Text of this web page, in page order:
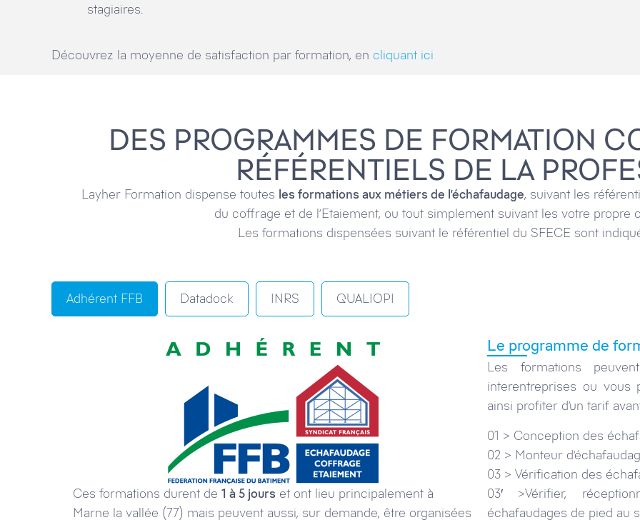
stagiaires.
Découvrez la moyenne de satisfaction par formation, en cliquant ici
DES PROGRAMMES DE FORMATION
RÉFÉRENTIELS DE LA
Layher Formation dispense toutes les formations aux métiers de l’échafaudage, suivant les
du coffrage et de l’Etaiement, ou tout simplement suivant les votre propre
Les formations dispensées suivant le référentiel du SFECE sont
Adhérent FFB Datadock INRS QUALIOPI
Ces formations durent de 1 à 5 jours et ont lieu principalement à
Marne la vallée (77) mais peuvent aussi, sur demande, être organisées
Le programme de
Les formations
interentreprises ou vous
ainsi profiter d’un tarif
01 > Conception des
02 > Monteur
03 > Vérification des
03′ >Vérifier,
échafaudages de pied au